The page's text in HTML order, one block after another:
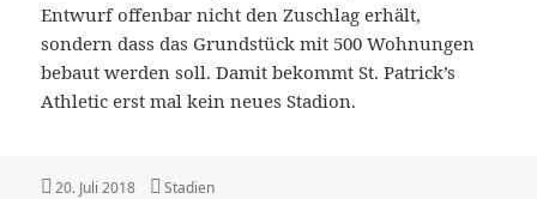
Entwurf offenbar nicht den Zuschlag erhält,
sondern dass das Grundstück mit 500 Wohnungen
bebaut werden soll. Damit bekommt St. Patrick’s
Athletic erst mal kein neues Stadion.
Veröffentlicht
20. Juli 2018 Kategorien
Stadien